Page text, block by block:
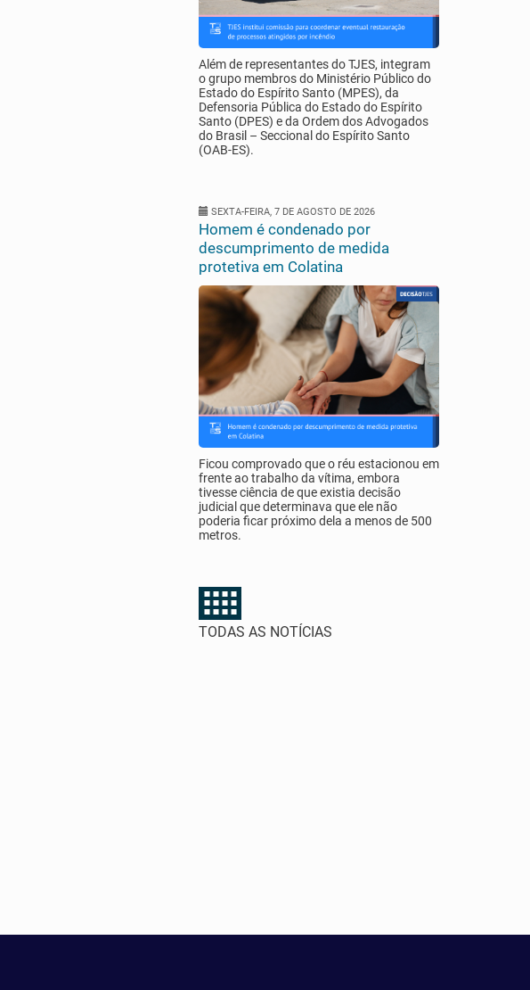
Além de representantes do TJES, integram
o grupo membros do Ministério Público do
Estado do Espírito Santo (MPES), da
Defensoria Pública do Estado do Espírito
Santo (DPES) e da Ordem dos Advogados
do Brasil – Seccional do Espírito Santo
(OAB-ES).
SEXTA-FEIRA, 7 DE AGOSTO DE 2026
Homem é condenado por
descumprimento de medida
protetiva em Colatina
Ficou comprovado que o réu estacionou em
frente ao trabalho da vítima, embora
tivesse ciência de que existia decisão
judicial que determinava que ele não
poderia ficar próximo dela a menos de 500
metros.
TODAS AS NOTÍCIAS